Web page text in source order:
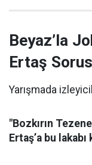
Beyaz’la
Ertaş
Yarışmada
"Bozkırın
Ertaş’a bu